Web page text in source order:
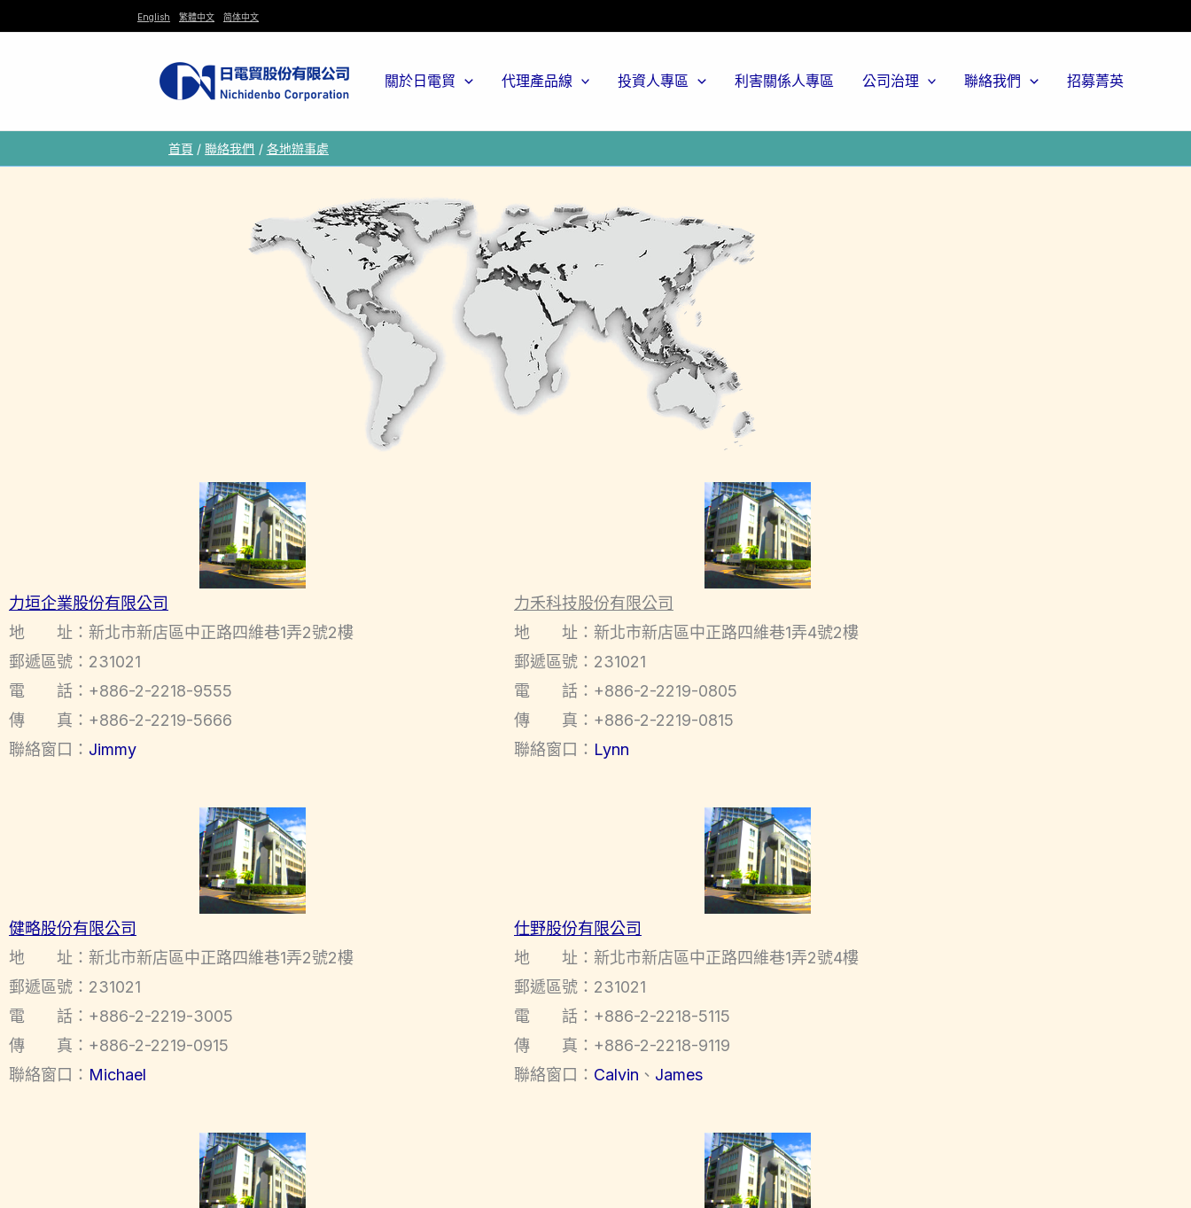
內
English 繁體中文 简体中文
關於日電貿 代理產品線 投資人專區 利害關係人專區 公司治理 聯絡我們 招募菁英
首頁 聯絡我們 各地辦事處
力垣企業股份有限公司
地 址：新北市新店區中正路四維巷1弄2號2樓
郵遞區號：231021
電 話：+886-2-2218-9555
傳 真：+886-2-2219-5666
聯絡窗口： Jimmy
力禾科技股份有限公司
地 址：新北市新店區中正路四維巷1弄4號2樓
郵遞區號：231021
電 話：+886-2-2219-0805
傳 真：+886-2-2219-0815
聯絡窗口： Lynn
健略股份有限公司
地 址：新北市新店區中正路四維巷1弄2號2樓
郵遞區號：231021
電 話：+886-2-2219-3005
傳 真：+886-2-2219-0915
聯絡窗口： Michael
仕野股份有限公司
地 址：新北市新店區中正路四維巷1弄2號4樓
郵遞區號：231021
電 話：+886-2-2218-5115
傳 真：+886-2-2218-9119
聯絡窗口： Calvin 、 James